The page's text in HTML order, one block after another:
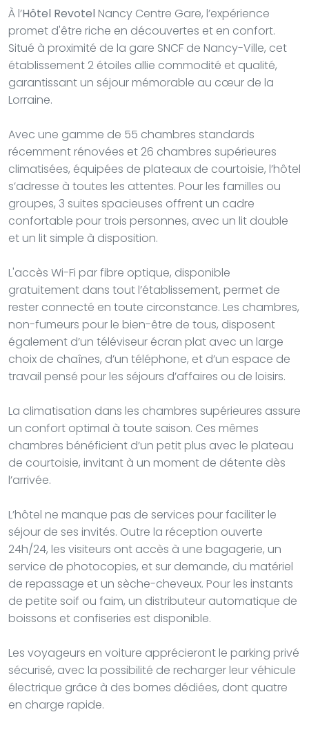
À l’Hôtel Revotel Nancy Centre Gare, l’expérience
promet d'être riche en découvertes et en confort.
Situé à proximité de la gare SNCF de Nancy-Ville, cet
établissement 2 étoiles allie commodité et qualité,
garantissant un séjour mémorable au cœur de la
Lorraine.
Avec une gamme de 55 chambres standards
récemment rénovées et 26 chambres supérieures
climatisées, équipées de plateaux de courtoisie, l’hôtel
s’adresse à toutes les attentes. Pour les familles ou
groupes, 3 suites spacieuses offrent un cadre
confortable pour trois personnes, avec un lit double
et un lit simple à disposition.
L'accès Wi-Fi par fibre optique, disponible
gratuitement dans tout l’établissement, permet de
rester connecté en toute circonstance. Les chambres,
non-fumeurs pour le bien-être de tous, disposent
également d’un téléviseur écran plat avec un large
choix de chaînes, d’un téléphone, et d’un espace de
travail pensé pour les séjours d’affaires ou de loisirs.
La climatisation dans les chambres supérieures assure
un confort optimal à toute saison. Ces mêmes
chambres bénéficient d’un petit plus avec le plateau
de courtoisie, invitant à un moment de détente dès
l’arrivée.
L’hôtel ne manque pas de services pour faciliter le
séjour de ses invités. Outre la réception ouverte
24h/24, les visiteurs ont accès à une bagagerie, un
service de photocopies, et sur demande, du matériel
de repassage et un sèche-cheveux. Pour les instants
de petite soif ou faim, un distributeur automatique de
boissons et confiseries est disponible.
Les voyageurs en voiture apprécieront le parking privé
sécurisé, avec la possibilité de recharger leur véhicule
électrique grâce à des bornes dédiées, dont quatre
en charge rapide.